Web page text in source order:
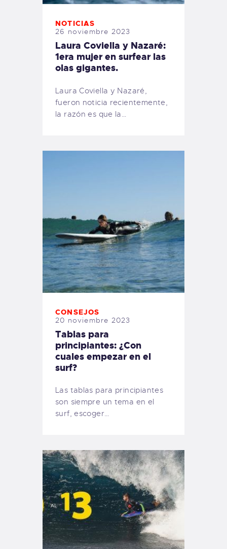
NOTICIAS
26 noviembre 2023
Laura Coviella y Nazaré:
1era mujer en surfear las
olas gigantes.
Laura Coviella y Nazaré,
fueron noticia recientemente,
la razón es que la…
CONSEJOS
20 noviembre 2023
Tablas para
principiantes: ¿Con
cuales empezar en el
surf?
Las tablas para principiantes
son siempre un tema en el
surf, escoger…